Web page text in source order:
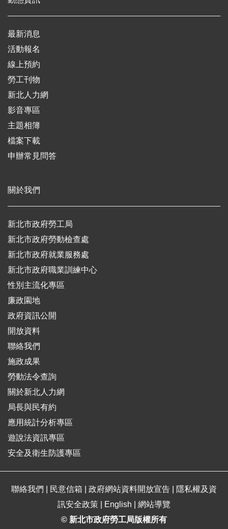
最新消息
活動報名
線上預約
勞工刊物
新北人力網
影音專區
主題相簿
檔案下載
申辦常見問答
關於我們
新北市政府勞工局
新北市政府勞動檢查處
新北市政府就業服務處
新北市政府職業訓練中心
性別主流化專區
廉政園地
政府資訊公開
開放資料
聯絡我們
施政成果
勞動法令查詢
關於新北人力網
局長與民有約
應用統計分析專區
遊說法資訊專區
安全及衛生防護專區
聯絡我們 民意信箱 政府網站資料開放宣告
隱私權及資
訊安全政策
English
網站導覽
© 新北市政府勞工局版權所有